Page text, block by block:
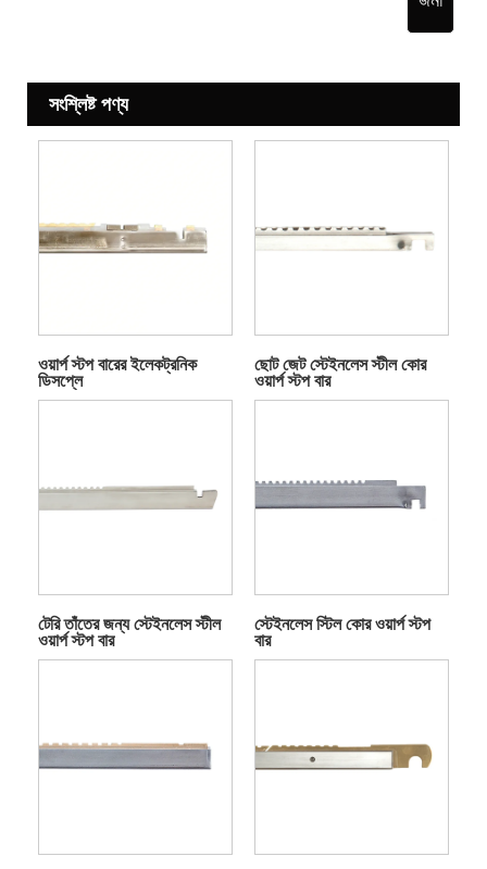
সংশ্লিষ্ট পণ্য
ওয়ার্প স্টপ বারের ইলেকট্রনিক
ডিসপ্লে
ছোট জেট স্টেইনলেস স্টীল কোর
ওয়ার্প স্টপ বার
টেরি তাঁতের জন্য স্টেইনলেস স্টীল
ওয়ার্প স্টপ বার
স্টেইনলেস স্টিল কোর ওয়ার্প স্টপ
বার